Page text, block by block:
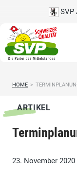
SVP
HOME >
ARTIKEL
23. November 2020